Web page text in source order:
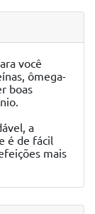
você
ômega-
boas
a
é de fácil
mais